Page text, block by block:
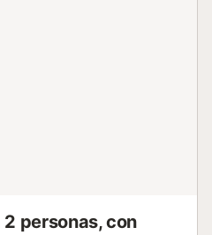
personas, con